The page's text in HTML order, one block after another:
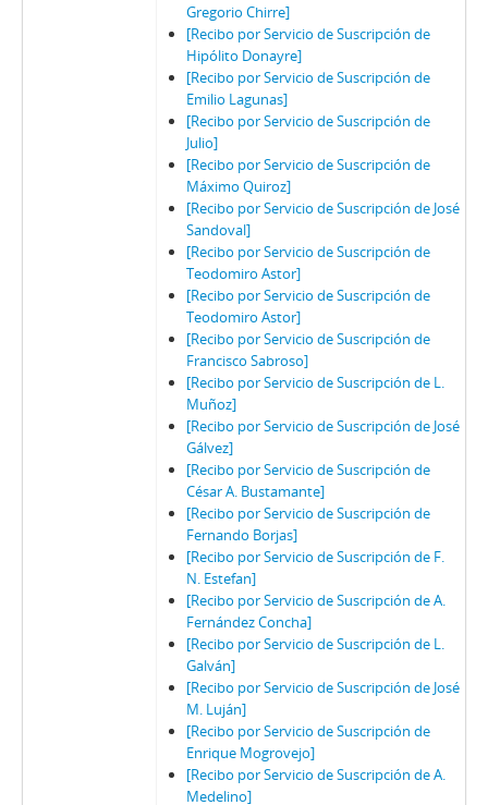
Gregorio Chirre]
[Recibo por Servicio de Suscripción de
Hipólito Donayre]
[Recibo por Servicio de Suscripción de
Emilio Lagunas]
[Recibo por Servicio de Suscripción de
Julio]
[Recibo por Servicio de Suscripción de
Máximo Quiroz]
[Recibo por Servicio de Suscripción de José
Sandoval]
[Recibo por Servicio de Suscripción de
Teodomiro Astor]
[Recibo por Servicio de Suscripción de
Teodomiro Astor]
[Recibo por Servicio de Suscripción de
Francisco Sabroso]
[Recibo por Servicio de Suscripción de L.
Muñoz]
[Recibo por Servicio de Suscripción de José
Gálvez]
[Recibo por Servicio de Suscripción de
César A. Bustamante]
[Recibo por Servicio de Suscripción de
Fernando Borjas]
[Recibo por Servicio de Suscripción de F.
N. Estefan]
[Recibo por Servicio de Suscripción de A.
Fernández Concha]
[Recibo por Servicio de Suscripción de L.
Galván]
[Recibo por Servicio de Suscripción de José
M. Luján]
[Recibo por Servicio de Suscripción de
Enrique Mogrovejo]
[Recibo por Servicio de Suscripción de A.
Medelino]